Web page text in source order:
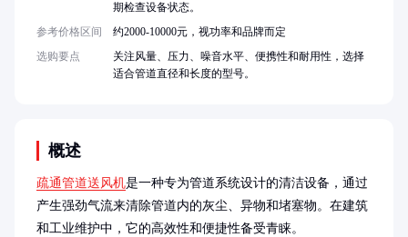
概述
疏通管道送风机是一种专为管道系统设计的清洁设备，通过
产生强劲气流来清除管道内的灰尘、异物和堵塞物。在建筑
和工业维护中，它的高效性和便捷性备受青睐。
期检查设备状态。
参考价格区间
约2000-10000元，视功率和品牌而定
选购要点
关注风量、压力、噪音水平、便携性和耐用性，选择
适合管道直径和长度的型号。